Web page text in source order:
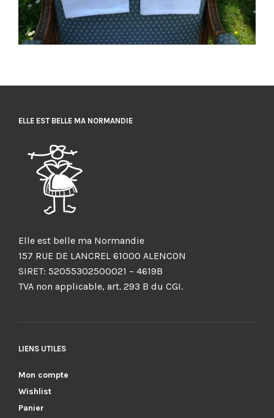
ELLE EST BELLE MA NORMANDIE
Elle est belle ma Normandie
157 RUE DE LANCREL 61000 ALENCON
SIRET: 52055302500021 – 4619B
TVA non applicable, art. 293 B du CGI.
LIENS UTILES
Mon compte
Wishlist
Panier